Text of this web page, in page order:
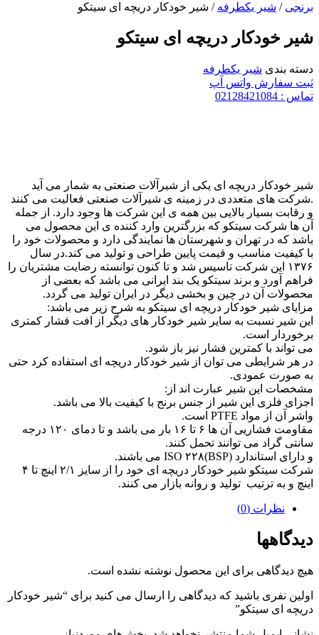
برنجی / شیر یکطرفه / شیر خودکار دریچه ای سیتکو
شیر خودکار دریچه ای سیتکو
دسته بندی شیر یکطرفه
ثبت سفارش واتس آپ
تماس : 02128421084
شیر خودکار دریچه ای یکی از شیرآلات صنعتی به شمار می آید
.شرکت های متعددی در زمینه ی شیرآلات صنعتی فعالیت می کنند
و رقابت بسیار بالایی بین همه ی این شرکت ها وجود دارد. از جمله
آن ها شرکت سیتکو که بزرگترین وارد کننده ی این محصول می
باشد که در تهران و شهرستان ها نمایندگی دارد و محصولات خود را
با کیفیت مناسب و قیمت پایین طراحی و تولید می کند.در سال
۱۳۷۶ این شرکت تاسیس شد و تا کنون توانسته رضایت مشتریان را
فراهم آورد و برند سیتکو یک بند ایرانی می باشد که بعضی از
محصولات آن در چین و بخشی دیگر در ایران تولید می گردد.
مزایای شیر خودکار دریچه ای سیتکو به شرح زیر می باشد:
این شیر نسبت به سایر شیر خودکار های دیگر از افت فشار کمتری
برخوردار است.
می تواند با کمترین فشار نیز باز شود.
در هر شرایطی می توان از شیر خودکار دریچه ای استفاده کرد حتی
به صورت عمودی.
مشخصات این شیر عبارت اند از:
اجزای فلزی این شیر از جنس برنج با کیفیت بالا می باشد.
واشر آن از مواد PTFE است.
مقاومت فشاریی آن ها ۶ تا ۱۶ بار می باشد و تا دمای ۱۲۰ درجه
سانتی گراد می توانند تحمل کنند.
و دارای استاندارد ISO ۲۲۸(BSP) می باشند.
شرکت سیتکو شیر خودکار دریچه ای خود را از سایز ۲/۱ اینچ تا ۴
اینچ و به ترتیب تولید و روانه بازار می کنند.
نظرات (0)
دیدگاهها
هیچ دیدگاهی برای این محصول نوشته نشده است.
اولین نفری باشید که دیدگاهی را ارسال می کنید برای “شیر خودکار
دریچه ای سیتکو”